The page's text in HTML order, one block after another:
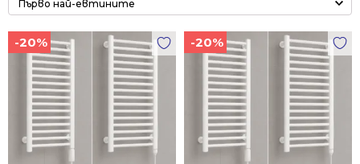
-20% -20%